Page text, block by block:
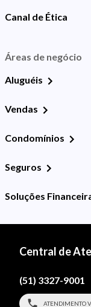
Canal de Ética
Áreas de negócio
Aluguéis
Vendas
Condomínios
Seguros
Soluções
Central de
(51) 3327-9001
ATENDIMENTO